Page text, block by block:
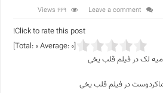
Leave a comment
669 Views
Click to rate this post!
[Total:
0Average: 0
]